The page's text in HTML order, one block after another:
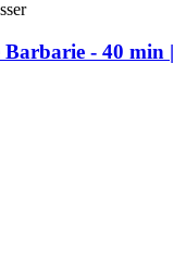
Barbarie - 40 min |